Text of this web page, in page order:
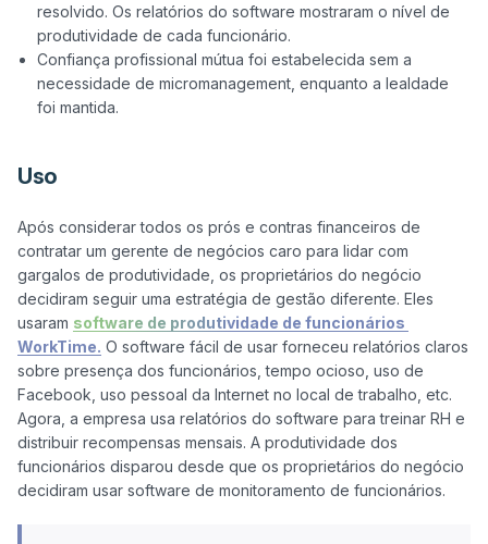
resolvido. Os relatórios do software mostraram o nível de
produtividade de cada funcionário.
Confiança profissional mútua foi estabelecida sem a
necessidade de micromanagement, enquanto a lealdade
foi mantida.
Uso
Após considerar todos os prós e contras financeiros de
contratar um gerente de negócios caro para lidar com
gargalos de produtividade, os proprietários do negócio
decidiram seguir uma estratégia de gestão diferente. Eles
usaram software de produtividade de funcionários
WorkTime. O software fácil de usar forneceu relatórios claros
sobre presença dos funcionários, tempo ocioso, uso de
Facebook, uso pessoal da Internet no local de trabalho, etc.
Agora, a empresa usa relatórios do software para treinar RH e
distribuir recompensas mensais. A produtividade dos
funcionários disparou desde que os proprietários do negócio